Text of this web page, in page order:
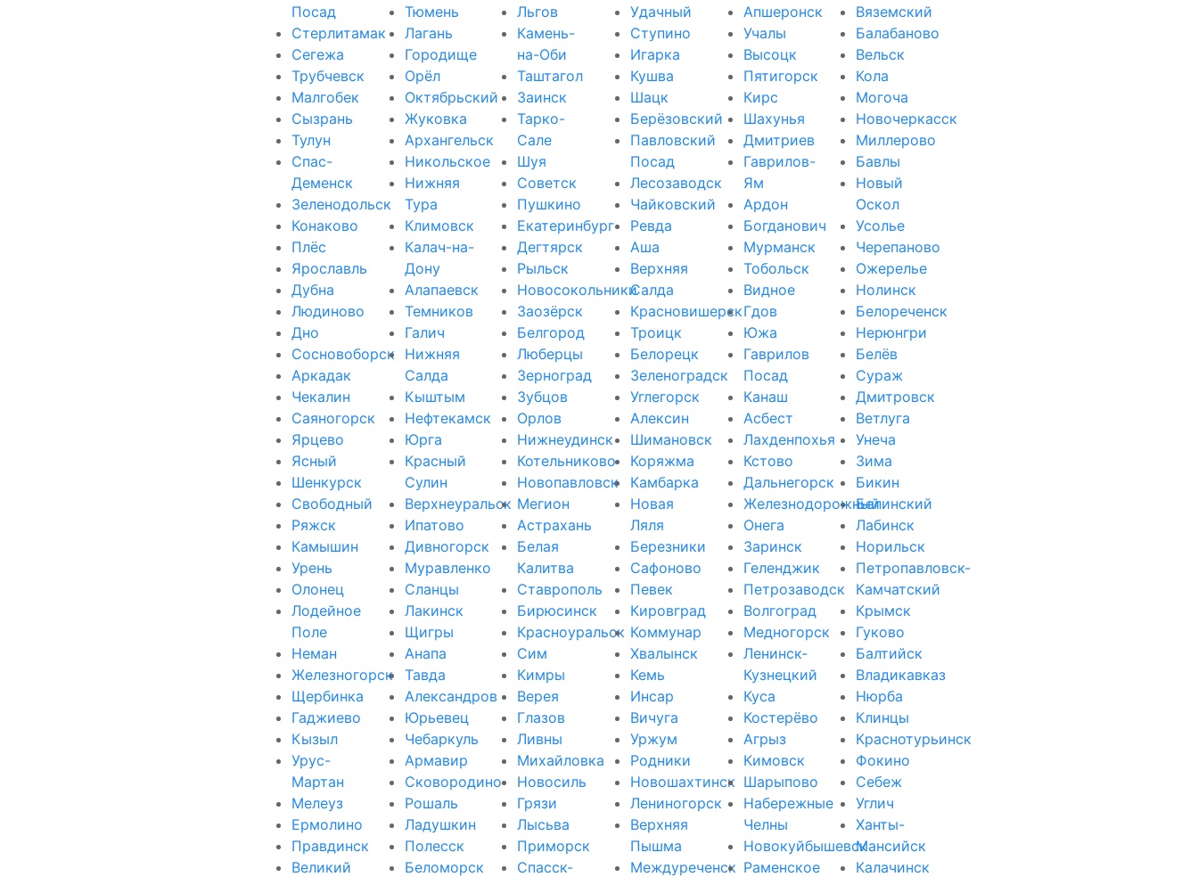
Посад
Стерлитамак
Сегежа
Трубчевск
Малгобек
Сызрань
Тулун
Спас-
Деменск
Зеленодольск
Конаково
Плёс
Ярославль
Дубна
Людиново
Дно
Сосновоборск
Аркадак
Чекалин
Саяногорск
Ярцево
Ясный
Шенкурск
Свободный
Ряжск
Камышин
Урень
Олонец
Лодейное
Поле
Неман
Железногорск
Щербинка
Гаджиево
Кызыл
Урус-
Мартан
Мелеуз
Ермолино
Правдинск
Великий
Тюмень
Лагань
Городище
Орёл
Октябрьский
Жуковка
Архангельск
Никольское
Нижняя
Тура
Климовск
Калач-на-
Дону
Алапаевск
Темников
Галич
Нижняя
Салда
Кыштым
Нефтекамск
Юрга
Красный
Сулин
Верхнеуральск
Ипатово
Дивногорск
Муравленко
Сланцы
Лакинск
Щигры
Анапа
Тавда
Александров
Юрьевец
Чебаркуль
Армавир
Сковородино
Рошаль
Ладушкин
Полесск
Беломорск
Льгов
Камень-
на-Оби
Таштагол
Заинск
Тарко-
Сале
Шуя
Советск
Пушкино
Екатеринбург
Дегтярск
Рыльск
Новосокольники
Заозёрск
Белгород
Люберцы
Зерноград
Зубцов
Орлов
Нижнеудинск
Котельниково
Новопавловск
Мегион
Астрахань
Белая
Калитва
Ставрополь
Бирюсинск
Красноуральск
Сим
Кимры
Верея
Глазов
Ливны
Михайловка
Новосиль
Грязи
Лысьва
Приморск
Спасск-
Удачный
Ступино
Игарка
Кушва
Шацк
Берёзовский
Павловский
Посад
Лесозаводск
Чайковский
Ревда
Аша
Верхняя
Салда
Красновишерск
Троицк
Белорецк
Зеленоградск
Углегорск
Алексин
Шимановск
Коряжма
Камбарка
Новая
Ляля
Березники
Сафоново
Певек
Кировград
Коммунар
Хвалынск
Кемь
Инсар
Вичуга
Уржум
Родники
Новошахтинск
Лениногорск
Верхняя
Пышма
Междуреченск
Апшеронск
Учалы
Высоцк
Пятигорск
Кирс
Шахунья
Дмитриев
Гаврилов-
Ям
Ардон
Богданович
Мурманск
Тобольск
Видное
Гдов
Южа
Гаврилов
Посад
Канаш
Асбест
Лахденпохья
Кстово
Дальнегорск
Железнодорожный
Онега
Заринск
Геленджик
Петрозаводск
Волгоград
Медногорск
Ленинск-
Кузнецкий
Куса
Костерёво
Агрыз
Кимовск
Шарыпово
Набережные
Челны
Новокуйбышевск
Раменское
Вяземский
Балабаново
Вельск
Кола
Могоча
Новочеркасск
Миллерово
Бавлы
Новый
Оскол
Усолье
Черепаново
Ожерелье
Нолинск
Белореченск
Нерюнгри
Белёв
Сураж
Дмитровск
Ветлуга
Унеча
Зима
Бикин
Белинский
Лабинск
Норильск
Петропавловск-
Камчатский
Крымск
Гуково
Балтийск
Владикавказ
Нюрба
Клинцы
Краснотурьинск
Фокино
Себеж
Углич
Ханты-
Мансийск
Калачинск